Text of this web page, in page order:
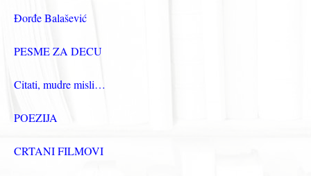
Đorđe Balašević
PESME ZA DECU
Citati, mudre misli…
POEZIJA
CRTANI FILMOVI